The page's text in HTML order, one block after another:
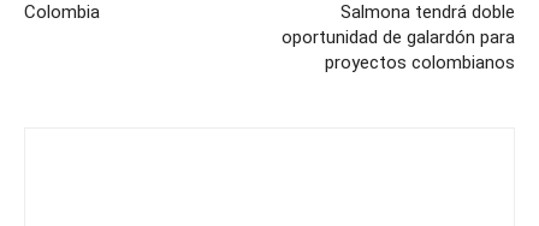
Colombia
Salmona tendrá doble
oportunidad de galardón para
proyectos colombianos